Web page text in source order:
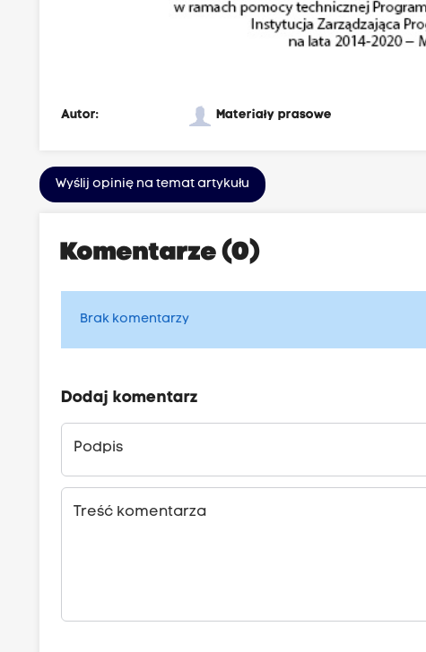
Autor: Materiały prasowe
Wyślij opinię na temat artykułu
Komentarze (0)
Brak komentarzy
Dodaj komentarz
Podpis
Treść komentarza